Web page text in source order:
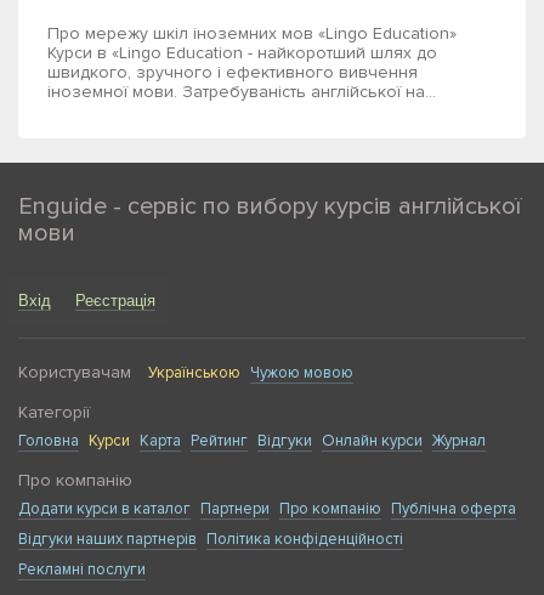
Про мережу шкіл іноземних мов «Lingo Education»
Курси в «Lingo Education - найкоротший шлях до
швидкого, зручного і ефективного вивчення
іноземної мови. Затребуваність англійської на...
Enguide - сервіс по вибору курсів англійської
мови
Вхід Реєстрація
Користувачам Українською Чужою мовою
Категорії
Головна Курси Карта Рейтинг Відгуки Онлайн курси Журнал
Про компанію
Додати курси в каталог Партнери Про компанію
Публічна оферта
Відгуки наших партнерів
Політика конфіденційності
Рекламні послуги